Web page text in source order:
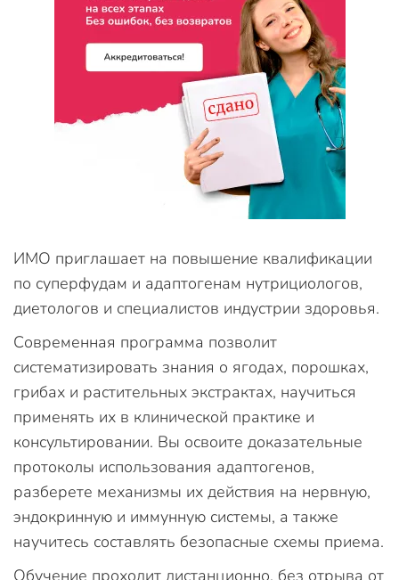
ИМО приглашает на повышение квалификации
по суперфудам и адаптогенам нутрициологов,
диетологов и специалистов индустрии здоровья.
Современная программа позволит
систематизировать знания о ягодах, порошках,
грибах и растительных экстрактах, научиться
применять их в клинической практике и
консультировании. Вы освоите доказательные
протоколы использования адаптогенов,
разберете механизмы их действия на нервную,
эндокринную и иммунную системы, а также
научитесь составлять безопасные схемы приема.
Обучение проходит дистанционно, без отрыва от